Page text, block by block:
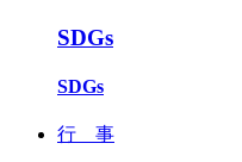
SDGs
SDGs
行 事